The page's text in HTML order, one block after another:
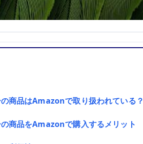
商品はAmazonで取り扱われている？
商品をAmazonで購入するメリット